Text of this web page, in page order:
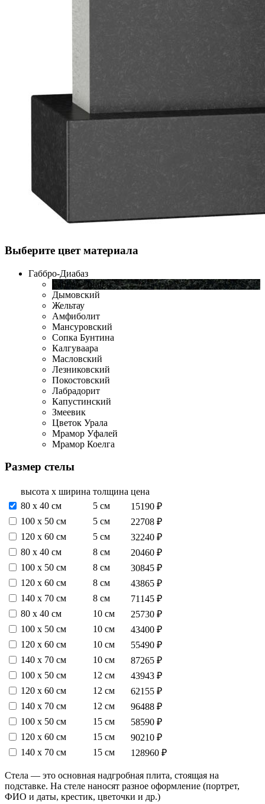
Выберите цвет материала
Габбро-Диабаз
Габбро-Диабаз
Дымовский
Жельтау
Амфиболит
Мансуровский
Сопка Бунтина
Калгуваара
Масловский
Лезниковский
Покостовский
Лабрадорит
Капустинский
Змеевик
Цветок Урала
Мрамор Уфалей
Мрамор Коелга
Размер стелы
высота х ширина толщина цена
80 х 40 см
5 см
15190 ₽
100 х 50 см
5 см
22708 ₽
120 х 60 см
5 см
32240 ₽
80 х 40 см
8 см
20460 ₽
100 х 50 см
8 см
30845 ₽
120 х 60 см
8 см
43865 ₽
140 х 70 см
8 см
71145 ₽
80 х 40 см
10 см
25730 ₽
100 х 50 см
10 см
43400 ₽
120 х 60 см
10 см
55490 ₽
140 х 70 см
10 см
87265 ₽
100 х 50 см
12 см
43943 ₽
120 х 60 см
12 см
62155 ₽
140 х 70 см
12 см
96488 ₽
100 х 50 см
15 см
58590 ₽
120 х 60 см
15 см
90210 ₽
140 х 70 см
15 см 128960 ₽
Стела — это основная надгробная плита, стоящая на
подставке. На стеле наносят разное оформление (портрет,
ФИО и даты, крестик, цветочки и др.)